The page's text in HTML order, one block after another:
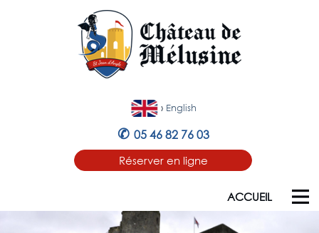
› English
✆ 05 46 82 76 03
Réserver en ligne
ACCUEIL